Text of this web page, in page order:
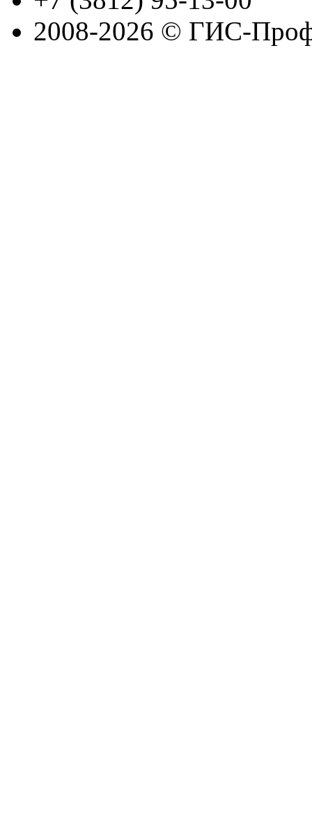
2008-2026 © ГИС-